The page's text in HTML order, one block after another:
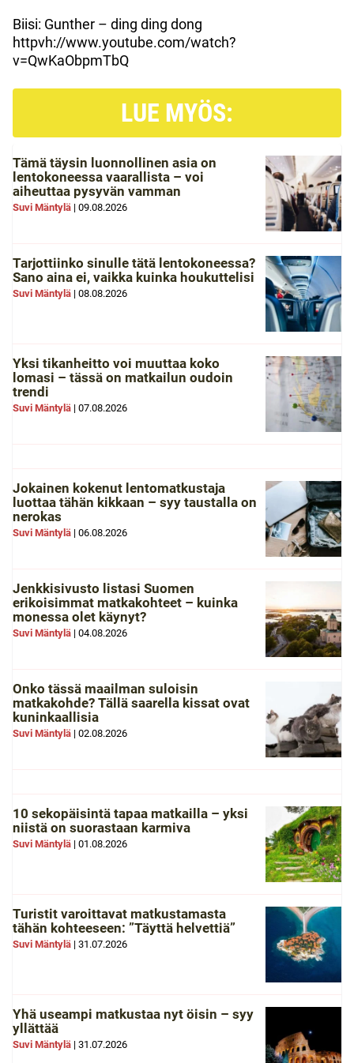
Biisi: Gunther – ding ding dong
httpvh://www.youtube.com/watch?
v=QwKaObpmTbQ
LUE MYÖS:
Tämä täysin luonnollinen asia on
lentokoneessa vaarallista – voi
aiheuttaa pysyvän vamman
Suvi Mäntylä | 09.08.2026
Tarjottiinko sinulle tätä lentokoneessa?
Sano aina ei, vaikka kuinka houkuttelisi
Suvi Mäntylä | 08.08.2026
Yksi tikanheitto voi muuttaa koko
lomasi – tässä on matkailun oudoin
trendi
Suvi Mäntylä | 07.08.2026
Jokainen kokenut lentomatkustaja
luottaa tähän kikkaan – syy taustalla on
nerokas
Suvi Mäntylä | 06.08.2026
Jenkkisivusto listasi Suomen
erikoisimmat matkakohteet – kuinka
monessa olet käynyt?
Suvi Mäntylä | 04.08.2026
Onko tässä maailman suloisin
matkakohde? Tällä saarella kissat ovat
kuninkaallisia
Suvi Mäntylä | 02.08.2026
10 sekopäisintä tapaa matkailla – yksi
niistä on suorastaan karmiva
Suvi Mäntylä | 01.08.2026
Turistit varoittavat matkustamasta
tähän kohteeseen: ”Täyttä helvettiä”
Suvi Mäntylä | 31.07.2026
Yhä useampi matkustaa nyt öisin – syy
yllättää
Suvi Mäntylä | 31.07.2026